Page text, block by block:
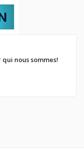
nous sommes!